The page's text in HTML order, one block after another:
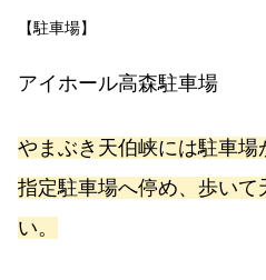
【駐車場】
アイホール高森駐車場
やまぶき天伯峡には駐車場
指定駐車場へ停め、歩いて
い。